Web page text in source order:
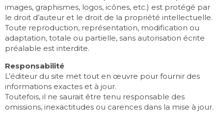
images, graphismes, logos, icônes, etc.) est protégé par
le droit d’auteur et le droit de la propriété intellectuelle.
Toute reproduction, représentation, modification ou
adaptation, totale ou partielle, sans autorisation écrite
préalable est interdite.
Responsabilité
L’éditeur du site met tout en œuvre pour fournir des
informations exactes et à jour.
Toutefois, il ne saurait être tenu responsable des
omissions, inexactitudes ou carences dans la mise à jour.